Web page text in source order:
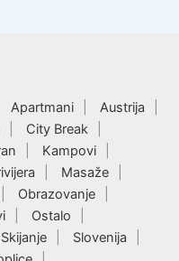
Apartmani
Austrija
City Break
Kampovi
Masaže
Obrazovanje
Ostalo
Skijanje
Slovenija